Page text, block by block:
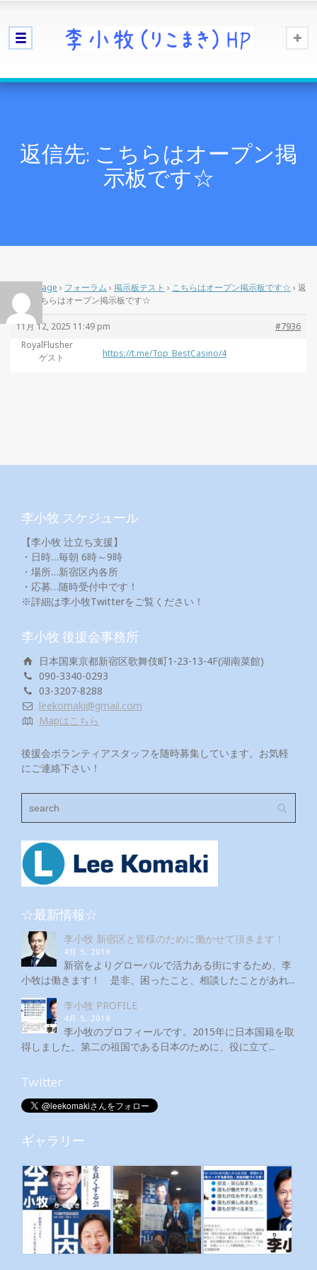
返信先: こちらはオープン掲
示板です☆
Home Page › フォーラム › 掲示板テスト › こちらはオープン掲示板です☆ › 返
信先: こちらはオープン掲示板です☆
11月 12, 2025 11:49 pm
#7936
RoyalFlusher
ゲスト
https://t.me/Top_BestCasino/4
李小牧 スケジュール
【李小牧 辻立ち支援】
・日時…毎朝 6時～9時
・場所…新宿区内各所
・応募…随時受付中です！
※詳細は李小牧Twitterをご覧ください！
李小牧 後援会事務所
日本国東京都新宿区歌舞伎町1-23-13-4F(湖南菜館)
090-3340-0293
03-3207-8288
leekomaki@gmail.com
Mapはこちら
後援会ボランティアスタッフを随時募集しています。お気軽
にご連絡下さい！
☆最新情報☆
李小牧 新宿区と皆様のために働かせて頂きます！
4月 5, 2019
新宿をよりグローバルで活力ある街にするため、李
小牧は働きます！ 是非、困ったこと、相談したことがあれ...
李小牧 PROFILE
4月 5, 2019
李小牧のプロフィールです。2015年に日本国籍を取
得しました。第二の祖国である日本のために、役に立て...
Twitter
ギャラリー